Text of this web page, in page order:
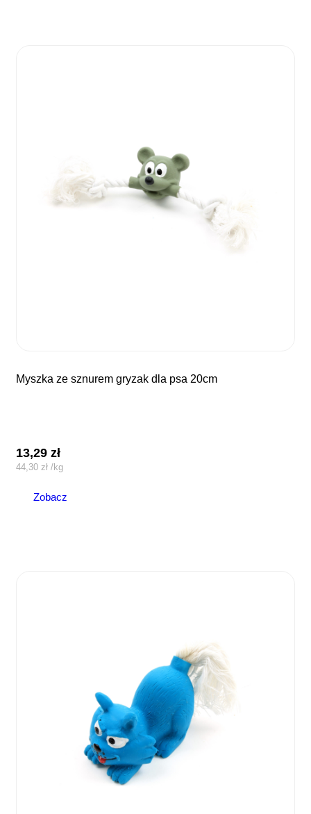
myszka ze sznurem gryzak dla psa 20cm
13,29zł
44,30zł /kg
Zobacz